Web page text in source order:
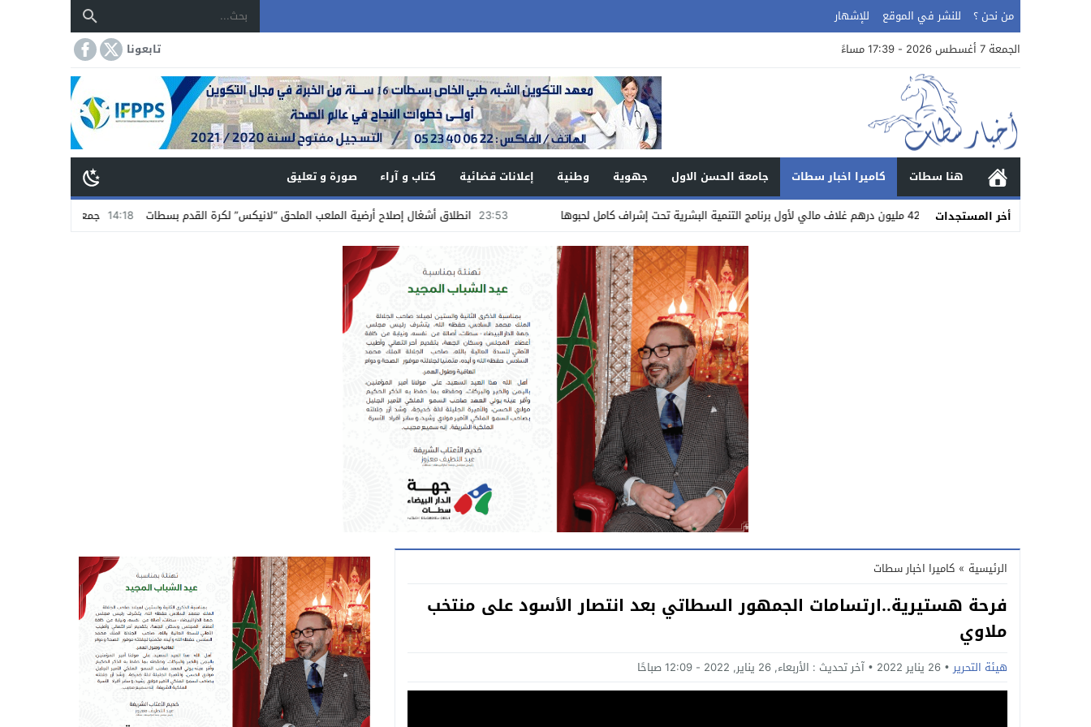
من نحن ؟ للنشر في الموقع
للإشهار
الجمعة 7 أغسطس 2026 - 17:39 مساءً
تابعونا
هنا سطات كاميرا اخبار سطات جامعة الحسن الاول جهوية وطنية إعلانات قضائية كتاب و آراء
صورة و تعليق
أخر المستجدات
انطلاق أشغال إصلاح أرضية الملعب الملحق “لانيكس” لكرة القدم بسطات 14:18 جمعية تجار الشاوية بسطات 02:37 42 مليون درهم غلاف مالي لأول برنامج التنمية البشرية تحت إشراف كامل لحبوها
الرئيسية » كاميرا اخبار سطات
فرحة هستيرية..ارتسامات الجمهور السطاتي بعد انتصار الأسود على منتخب
ملاوي
هيئة التحرير 26 يناير 2022 آخر تحديث : الأربعاء, 26 يناير, 2022 - 12:09 صباحًا